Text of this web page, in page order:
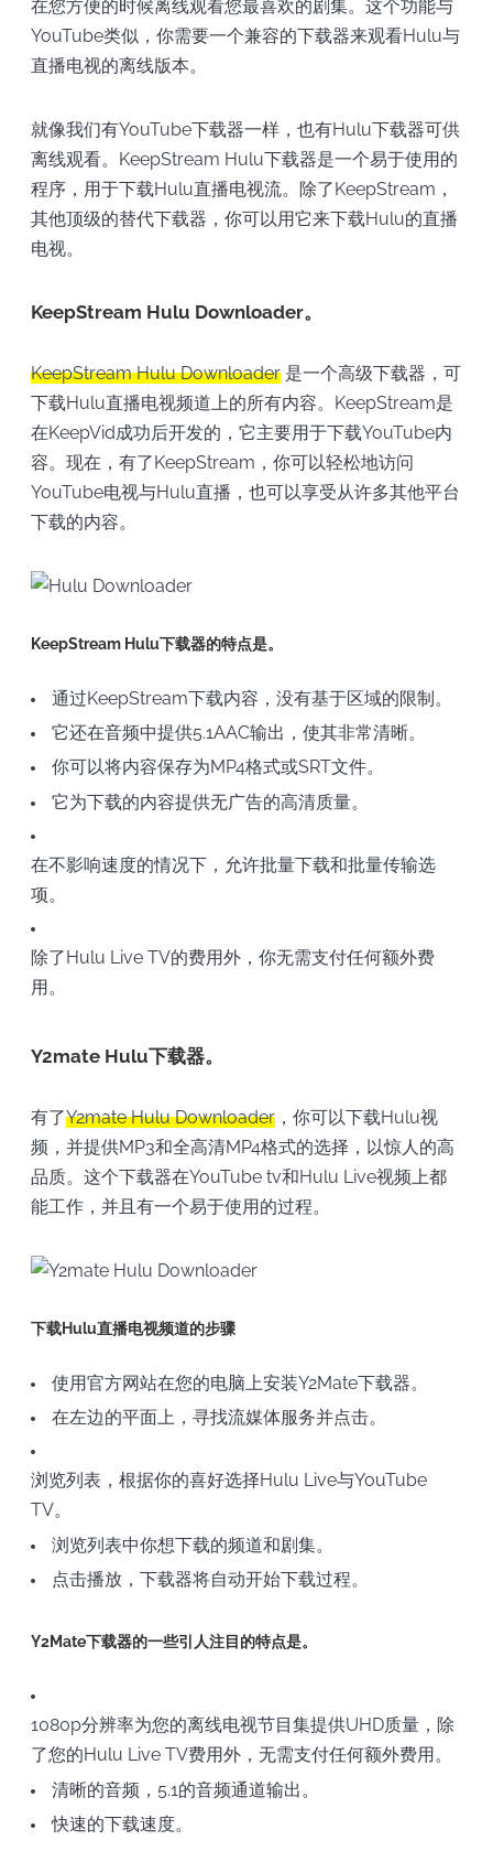
在您方便的时候离线观看您最喜欢的剧集。这个功能与
YouTube类似，你需要一个兼容的下载器来观看Hulu与
直播电视的离线版本。
就像我们有YouTube下载器一样，也有Hulu下载器可供
离线观看。KeepStream Hulu下载器是一个易于使用的
程序，用于下载Hulu直播电视流。除了KeepStream，
其他顶级的替代下载器，你可以用它来下载Hulu的直播
电视。
KeepStream Hulu Downloader。
KeepStream Hulu Downloader是一个高级下载器，可
下载Hulu直播电视频道上的所有内容。KeepStream是
在KeepVid成功后开发的，它主要用于下载YouTube内
容。现在，有了KeepStream，你可以轻松地访问
YouTube电视与Hulu直播，也可以享受从许多其他平台
下载的内容。
KeepStream Hulu下载器的特点是。
通过KeepStream下载内容，没有基于区域的限制。
它还在音频中提供5.1AAC输出，使其非常清晰。
你可以将内容保存为MP4格式或SRT文件。
它为下载的内容提供无广告的高清质量。
在不影响速度的情况下，允许批量下载和批量传输选
项。
除了Hulu Live TV的费用外，你无需支付任何额外费
用。
Y2mate Hulu下载器。
有了Y2mateHulu Downloader，你可以下载Hulu视
频，并提供MP3和全高清MP4格式的选择，以惊人的高
品质。这个下载器在YouTube tv和Hulu Live视频上都
能工作，并且有一个易于使用的过程。
下载Hulu直播电视频道的步骤
使用官方网站在您的电脑上安装Y2Mate下载器。
在左边的平面上，寻找流媒体服务并点击。
浏览列表，根据你的喜好选择Hulu Live与YouTube
TV。
浏览列表中你想下载的频道和剧集。
点击播放，下载器将自动开始下载过程。
Y2Mate下载器的一些引人注目的特点是。
1080p分辨率为您的离线电视节目集提供UHD质量，除
了您的Hulu Live TV费用外，无需支付任何额外费用。
清晰的音频，5.1的音频通道输出。
快速的下载速度。